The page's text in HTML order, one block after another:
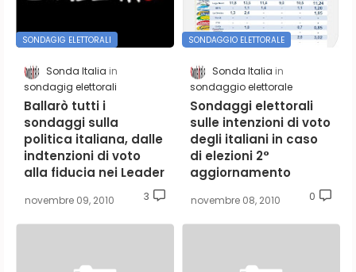
SONDAGIG ELETTORALI
Sonda Italia
sondagig elettorali
Ballarò tutti i
sondaggi sulla
politica italiana, dalle
indtenzioni di voto
alla fiducia nei Leader
novembre 09, 2010 3
SONDAGGIO ELETTORALE
Sonda Italia
sondaggio elettorale
Sondaggi elettorali
sulle intenzioni di voto
degli italiani in caso
di elezioni 2°
aggiornamento
novembre 08, 2010 0